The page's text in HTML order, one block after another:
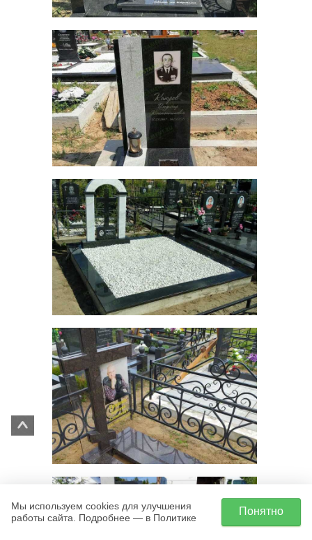
Мы используем cookies для улучшения
работы сайта. Подробнее — в Политике
Понятно